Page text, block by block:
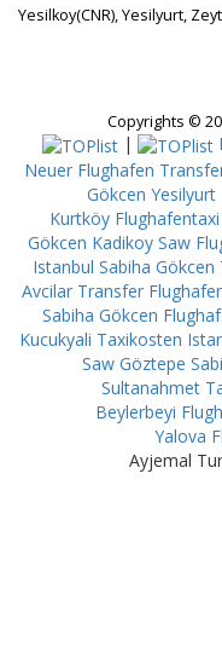
Yesilkoy(CNR), Yesilyurt,
Copyrights ©
|
Neuer Flughafen
Gökcen Yesilyurt
Kurtköy
Gökcen Kadikoy Saw
Istanbul Sabiha Gökcen
Avcilar Transfer
Sabiha Gökcen
Kucukyali Taxikosten
Saw Göztepe
Sultanahmet
Beylerbeyi
Yalova
Ayjemal